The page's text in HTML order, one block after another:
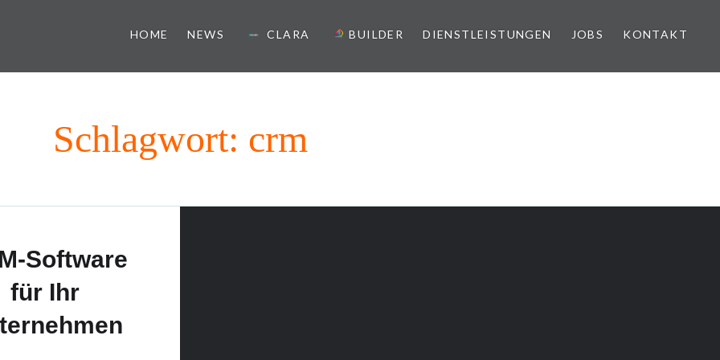
HOME NEWS CLARA BUILDER DIENSTLEISTUNGEN JOBS KONTAKT
Schlagwort: crm
Software
für Ihr